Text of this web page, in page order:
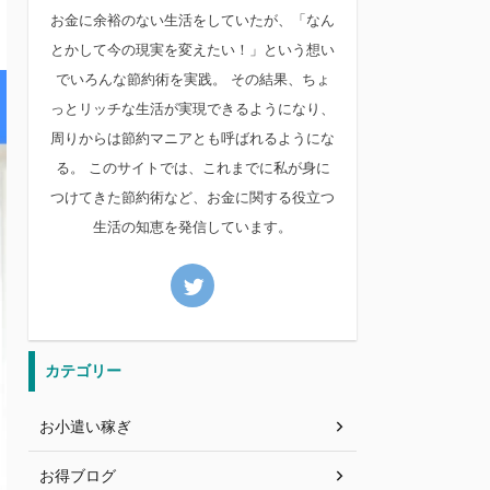
お金に余裕のない生活をしていたが、「なん
とかして今の現実を変えたい！」という想い
でいろんな節約術を実践。 その結果、ちょ
っとリッチな生活が実現できるようになり、
周りからは節約マニアとも呼ばれるようにな
る。 このサイトでは、これまでに私が身に
つけてきた節約術など、お金に関する役立つ
生活の知恵を発信しています。
カテゴリー
お小遣い稼ぎ
お得ブログ